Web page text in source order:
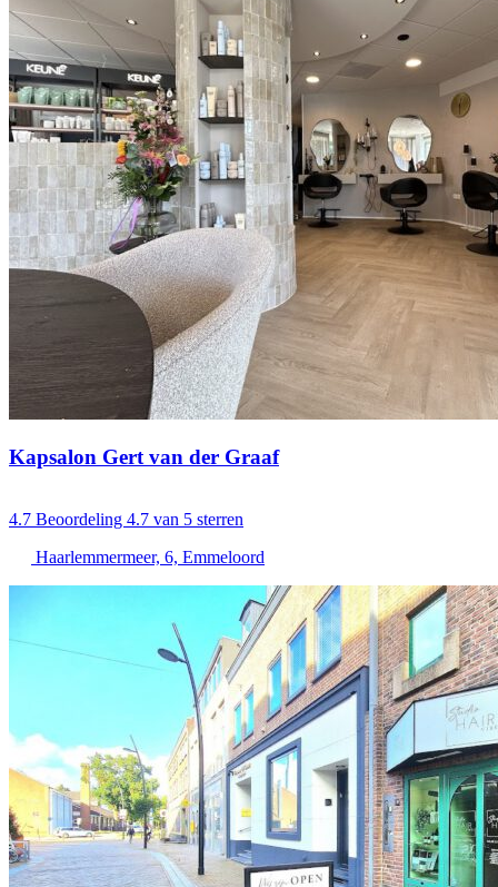
Kapsalon Gert van der Graaf
4.7 Beoordeling 4.7 van 5 sterren
Haarlemmermeer, 6, Emmeloord